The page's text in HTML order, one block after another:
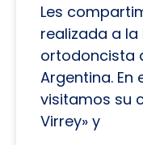
Les
realizada a la
ortodoncista
Argentina. En
visitamos su
Virrey» y